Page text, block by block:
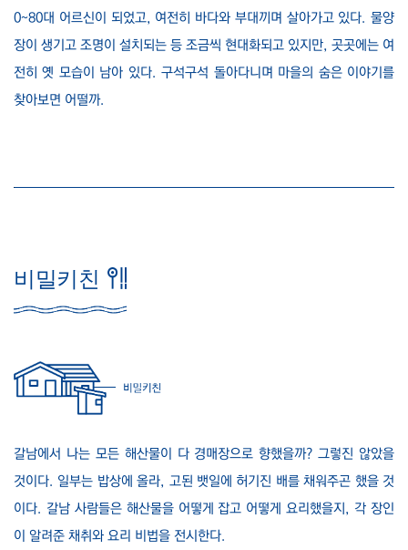
0~80대 어르신이 되었고, 여전히 바다와 부대끼며 살아가고 있다. 물양
장이 생기고 조명이 설치되는 등 조금씩 현대화되고 있지만, 곳곳에는 여
전히 옛 모습이 남아 있다. 구석구석 돌아다니며 마을의 숨은 이야기를
찾아보면 어떨까.
비밀키친
갈남에서 나는 모든 해산물이 다 경매장으로 향했을까? 그렇진 않았을
것이다. 일부는 밥상에 올라, 고된 뱃일에 허기진 배를 채워주곤 했을 것
이다. 갈남 사람들은 해산물을 어떻게 잡고 어떻게 요리했을지, 각 장인
이 알려준 채취와 요리 비법을 전시한다.